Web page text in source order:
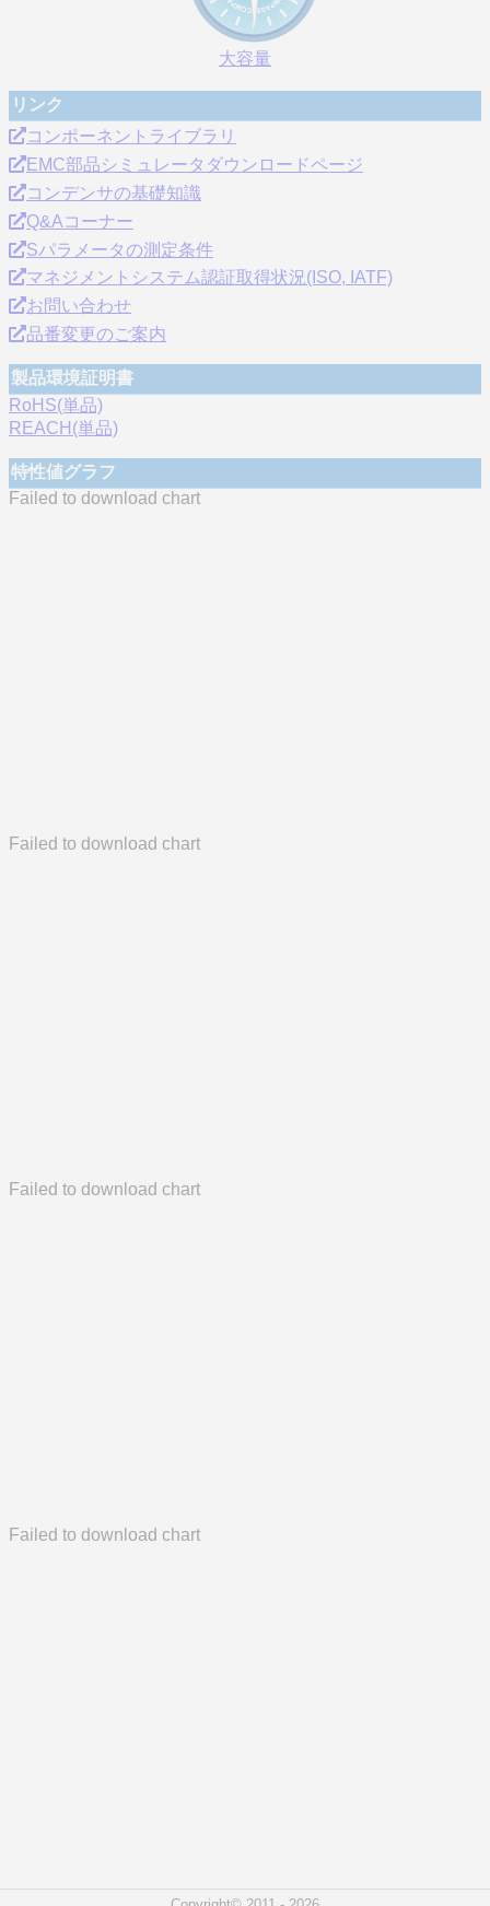
大容量
リンク
コンポーネントライブラリ
EMC部品シミュレータダウンロードページ
コンデンサの基礎知識
Q&Aコーナー
Sパラメータの測定条件
マネジメントシステム認証取得状況(ISO, IATF)
お問い合わせ
品番変更のご案内
製品環境証明書
RoHS(単品)
REACH(単品)
特性値グラフ
Failed to download chart
Failed to download chart
Failed to download chart
Failed to download chart